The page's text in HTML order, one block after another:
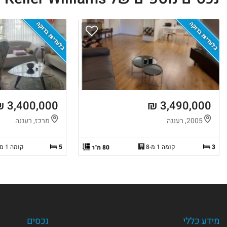
בלעדיות בדוקה
3,490,000 ₪
3 קומה 1 מ-8 80 מ"ר
בלעדיות בדוקה
3,400,000 ₪
מרכז, רעננה
5 קומה 1 מ-4
מידע כללי נכסים